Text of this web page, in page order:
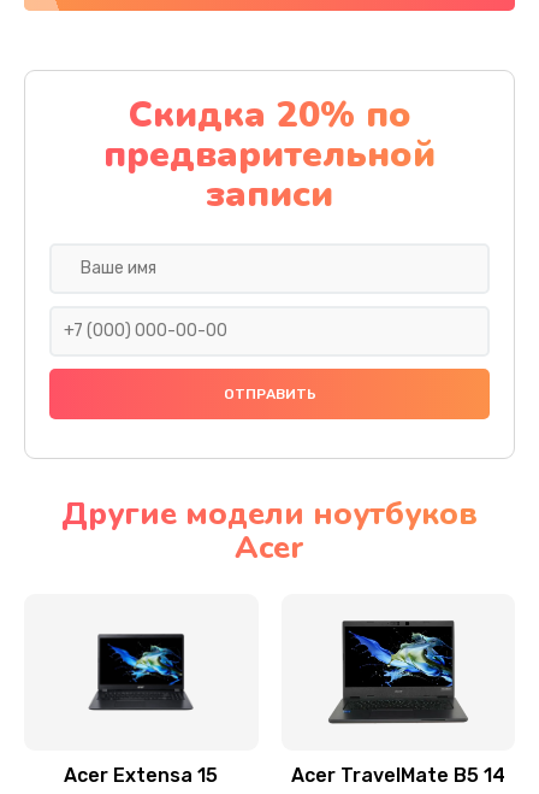
Заказать
Чистка от пыли
1060 руб.
Заказать
Ремонт подсветки
Настройка BIOS
Замена видеочипа
Заказать
Скидка 20% по
предварительной
записи
Другие модели ноутбуков
Acer
Acer Extensa 15 Acer TravelMate B5 14